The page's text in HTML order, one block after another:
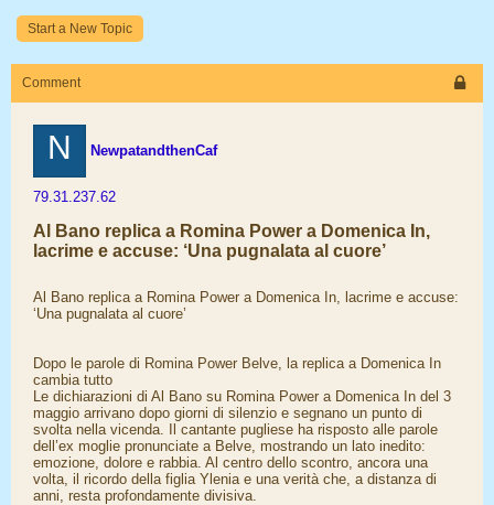
Start a New Topic
Comment
N NewpatandthenCaf
79.31.237.62
Al Bano replica a Romina Power a Domenica In,
lacrime e accuse: ‘Una pugnalata al cuore’
Al Bano replica a Romina Power a Domenica In, lacrime e accuse:
‘Una pugnalata al cuore’
Dopo le parole di Romina Power Belve, la replica a Domenica In
cambia tutto
Le dichiarazioni di Al Bano su Romina Power a Domenica In del 3
maggio arrivano dopo giorni di silenzio e segnano un punto di
svolta nella vicenda. Il cantante pugliese ha risposto alle parole
dell’ex moglie pronunciate a Belve, mostrando un lato inedito:
emozione, dolore e rabbia. Al centro dello scontro, ancora una
volta, il ricordo della figlia Ylenia e una verità che, a distanza di
anni, resta profondamente divisiva.